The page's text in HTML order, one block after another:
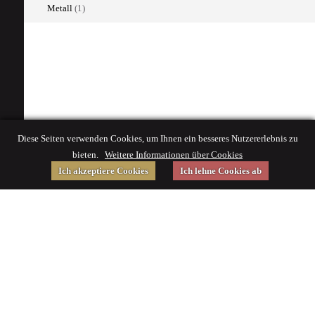
Metall (1)
Diese Seiten verwenden Cookies, um Ihnen ein besseres Nutzererlebnis zu
bieten. Weitere Informationen über Cookies
Ich akzeptiere Cookies
Ich lehne Cookies ab